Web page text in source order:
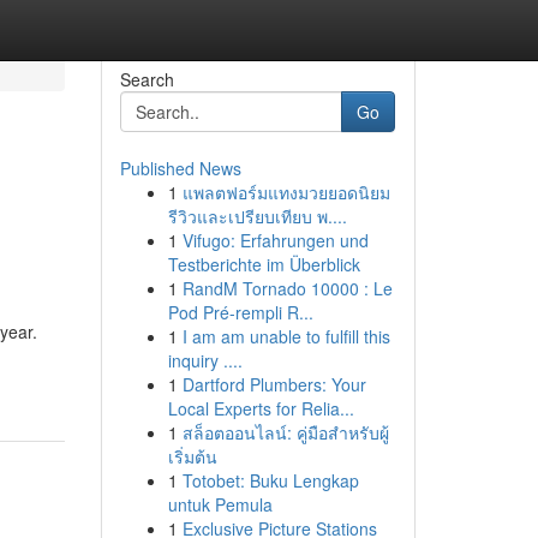
Search
Go
Published News
1 แพลตฟอร์มแทงมวยยอดนิยม
รีวิวและเปรียบเทียบ พ....
1 Vifugo: Erfahrungen und
Testberichte im Überblick
1 RandM Tornado 10000 : Le
Pod Pré-rempli R...
1 I am am unable to fulfill this
inquiry ....
1 Dartford Plumbers: Your
Local Experts for Relia...
1 สล็อตออนไลน์: คู่มือสำหรับผู้
เริ่มต้น
1 Totobet: Buku Lengkap
untuk Pemula
1 Exclusive Picture Stations